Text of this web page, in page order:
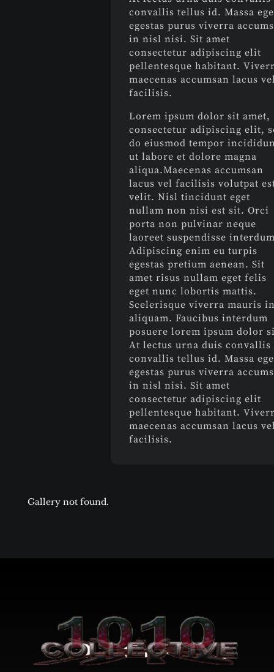
convallis tellus id. Massa
egestas purus viverra
in nisl nisi. Sit amet
consectetur adipiscing elit
pellentesque habitant.
maecenas accumsan lacus
facilisis.
Lorem ipsum dolor sit amet,
consectetur adipiscing elit,
do eiusmod tempor
ut labore et dolore magna
aliqua.Maecenas accumsan
lacus vel facilisis volutpat
velit. Nisl tincidunt eget
nullam non nisi est sit. Orci
porta non pulvinar neque
laoreet suspendisse
Adipiscing enim eu turpis
egestas pretium aenean. Sit
amet risus nullam eget felis
eget nunc lobortis mattis.
Scelerisque viverra mauris
aliquam. Faucibus interdum
posuere lorem ipsum dolor
At lectus urna duis convallis
convallis tellus id. Massa
egestas purus viverra
in nisl nisi. Sit amet
consectetur adipiscing elit
pellentesque habitant.
maecenas accumsan lacus
facilisis.
Gallery not found.